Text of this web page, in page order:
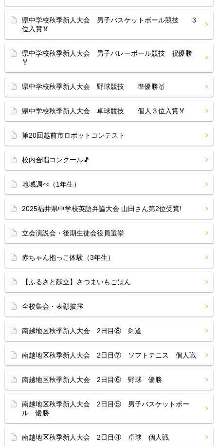
県中学校秋季新人大会 男子バスケットボール競技 3
位入賞🏅
県中学校秋季新人大会 男子バレーボール競技 祝優勝
🏅
県中学校秋季新人大会 野球競技 準優勝🥇
県中学校秋季新人大会 卓球競技 個人３位入賞🏅
第20回越前市ロボットコンテスト
校内合唱コンクール🎵
地域調べ（1年生）
2025福井県中学校英語弁論大会 山田さん第2位受賞!
立会演説会・後期生徒会役員選挙
赤ちゃん抱っこ体験（3年生）
【ふるさと献立】さつまいもごはん
全校集会・表彰披露
南越地区秋季新人大会 2日目⑧ 剣道
南越地区秋季新人大会 2日目⑦ ソフトテニス 個人戦
南越地区秋季新人大会 2日目⑥ 野球 優勝
南越地区秋季新人大会 2日目⑤ 男子バスケットボー
ル 優勝
南越地区秋季新人大会 2日目④ 卓球 個人戦